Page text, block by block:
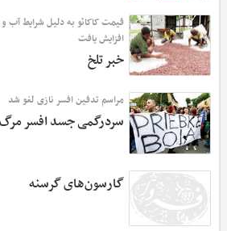
قیمت کاکائو به دلیل شرایط آب
افزایش یافت
خبر تلخ
مراسم تدفین افسر نازی لغو شد
سردرگمی جسد افسر مرگ
گارسون‌های گرسنه